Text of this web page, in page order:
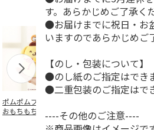
ポムポムプリン30th
おもちもちもちマス
おもちもちもちクッ
ション
す。あらかじめご了承く
●お届けまでに祝日・お
いますのであらかじめご
【のし・包装について】
●のし紙のご指定はでき
●二重包装のご指定はで
----その他のご注意----